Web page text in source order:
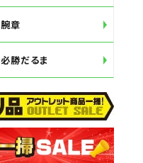
腕章
必勝だるま